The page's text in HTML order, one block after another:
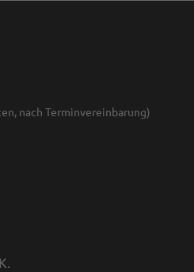
nach Terminvereinbarung)